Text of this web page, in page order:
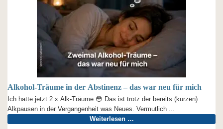
Alkohol-Träume in der Abstinenz – das war neu für mich
Ich hatte jetzt 2 x Alk-Träume 😳 Das ist trotz der bereits (kurzen)
Alkpausen in der Vergangenheit was Neues. Vermutlich ...
Weiterlesen …